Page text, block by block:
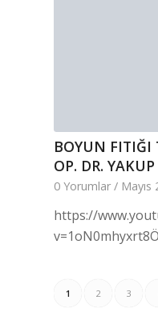
BOYUN FITIĞI
OP. DR. YAKUP
0 Yorumlar / Mayıs
https://
1 2 3